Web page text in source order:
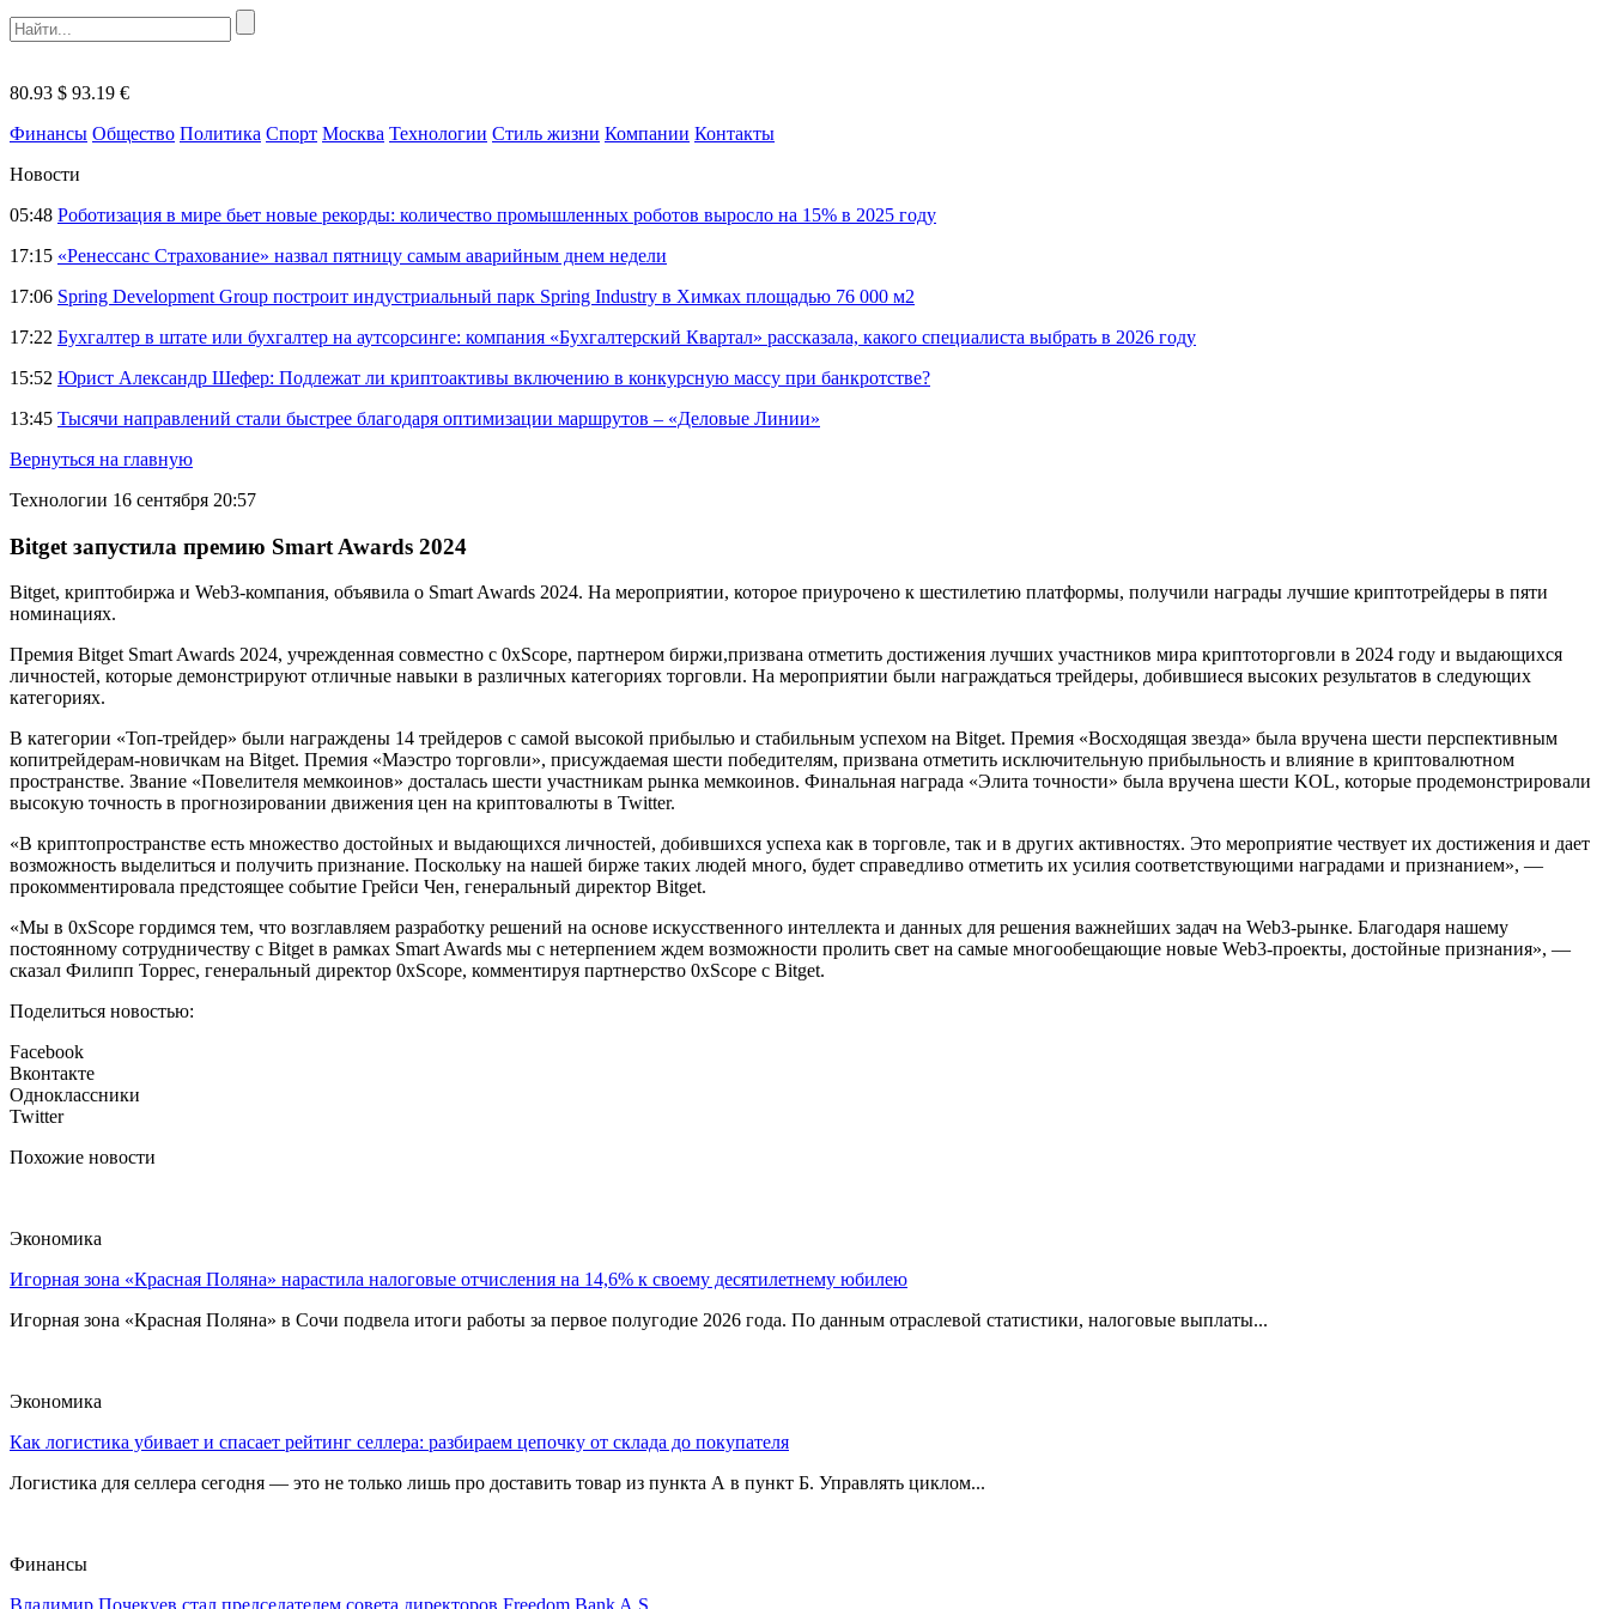
80.93 $ 93.19 €
Финансы Общество Политика Спорт Москва Технологии Стиль жизни Компании Контакты
Новости
05:48 Роботизация в мире бьет новые рекорды: количество промышленных роботов выросло на 15% в 2025 году
17:15 «Ренессанс Страхование» назвал пятницу самым аварийным днем недели
17:06 Spring Development Group построит индустриальный парк Spring Industry в Химках площадью 76 000 м2
17:22 Бухгалтер в штате или бухгалтер на аутсорсинге: компания «Бухгалтерский Квартал» рассказала, какого специалиста выбрать в 2026 году
15:52 Юрист Александр Шефер: Подлежат ли криптоактивы включению в конкурсную массу при банкротстве?
13:45 Тысячи направлений стали быстрее благодаря оптимизации маршрутов – «Деловые Линии»
Вернуться на главную
Технологии 16 сентября 20:57
Bitget запустила премию Smart Awards 2024
Bitget, криптобиржа и Web3-компания, объявила о Smart Awards 2024. На мероприятии, которое приурочено к шестилетию платформы, получили награды лучшие криптотрейдеры в пяти
номинациях.
Премия Bitget Smart Awards 2024, учрежденная совместно с 0xScope, партнером биржи,призвана отметить достижения лучших участников мира криптоторговли в 2024 году и выдающихся
личностей, которые демонстрируют отличные навыки в различных категориях торговли. На мероприятии были награждаться трейдеры, добившиеся высоких результатов в следующих
категориях.
В категории «Топ-трейдер» были награждены 14 трейдеров с самой высокой прибылью и стабильным успехом на Bitget. Премия «Восходящая звезда» была вручена шести перспективным
копитрейдерам-новичкам на Bitget. Премия «Маэстро торговли», присуждаемая шести победителям, призвана отметить исключительную прибыльность и влияние в криптовалютном
пространстве. Звание «Повелителя мемкоинов» досталась шести участникам рынка мемкоинов. Финальная награда «Элита точности» была вручена шести KOL, которые продемонстрировали
высокую точность в прогнозировании движения цен на криптовалюты в Twitter.
«В криптопространстве есть множество достойных и выдающихся личностей, добившихся успеха как в торговле, так и в других активностях. Это мероприятие чествует их достижения и дает
возможность выделиться и получить признание. Поскольку на нашей бирже таких людей много, будет справедливо отметить их усилия соответствующими наградами и признанием», —
прокомментировала предстоящее событие Грейси Чен, генеральный директор Bitget.
«Мы в 0xScope гордимся тем, что возглавляем разработку решений на основе искусственного интеллекта и данных для решения важнейших задач на Web3-рынке. Благодаря нашему
постоянному сотрудничеству с Bitget в рамках Smart Awards мы с нетерпением ждем возможности пролить свет на самые многообещающие новые Web3-проекты, достойные признания», —
сказал Филипп Торрес, генеральный директор 0xScope, комментируя партнерство 0xScope с Bitget.
Поделиться новостью:
Facebook
Вконтакте
Одноклассники
Twitter
Похожие новости
Экономика
Игорная зона «Красная Поляна» нарастила налоговые отчисления на 14,6% к своему десятилетнему юбилею
Игорная зона «Красная Поляна» в Сочи подвела итоги работы за первое полугодие 2026 года. По данным отраслевой статистики, налоговые выплаты...
Экономика
Как логистика убивает и спасает рейтинг селлера: разбираем цепочку от склада до покупателя
Логистика для селлера сегодня — это не только лишь про доставить товар из пункта А в пункт Б. Управлять циклом...
Финансы